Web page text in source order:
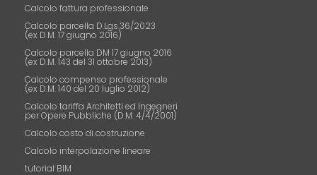
Calcolo fattura professionale
Calcolo parcella D.Lgs.36/2023
(ex D.M. 17 giugno 2016)
Calcolo parcella DM 17 giugno 2016
(ex D.M. 143 del 31 ottobre 2013)
Calcolo compenso professionale
(ex D.M. 140 del 20 luglio 2012)
Calcolo tariffa Architetti ed Ingegneri
per Opere Pubbliche (D.M. 4/4/2001)
Calcolo costo di costruzione
Calcolo interpolazione lineare
tutorial BIM